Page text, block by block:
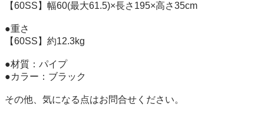
【60SS】幅60(最大61.5)×長さ195×高さ35cm
●重さ
【60SS】約12.3kg
●材質：パイプ
●カラー：ブラック
その他、気になる点はお問合せください。